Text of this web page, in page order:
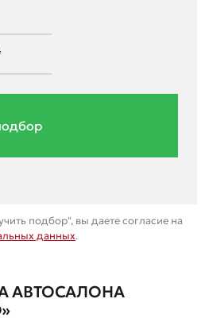
подбор", вы даете согласие на
данных.
АВТОСАЛОНА